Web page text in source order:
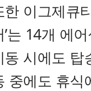
한 이그제큐
’는 14개 에
동 시에도
중에도 휴식